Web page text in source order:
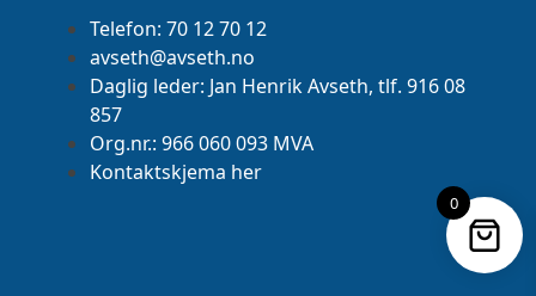
Telefon: 70 12 70 12
avseth@avseth.no
Daglig leder: Jan Henrik Avseth, tlf. 916 08
857
Org.nr.: 966 060 093 MVA
Kontaktskjema her
0